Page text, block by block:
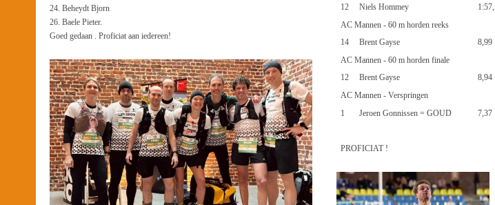
24. Beheydt Bjorn
26. Baele Pieter.
Goed gedaan . Proficiat aan iedereen!
12
Niels Hommey
AC Mannen - 60 m horden reeks
14
Brent Gayse
8,99
AC Mannen - 60 m horden finale
12
Brent Gayse
8,94
AC Mannen - Verspringen
1
Jeroen Gonnissen = GOUD 7,37
PROFICIAT !